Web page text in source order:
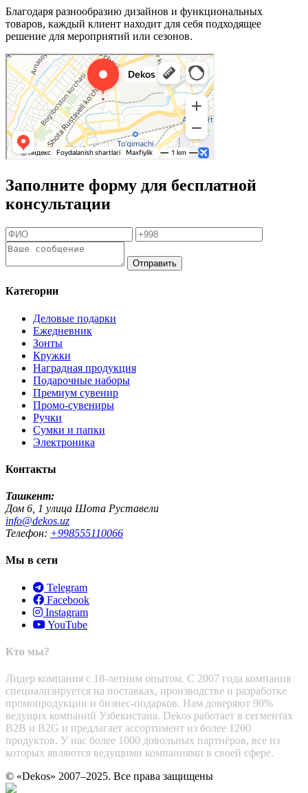
Благодаря разнообразию дизайнов и функциональных
товаров, каждый клиент находит для себя подходящее
решение для мероприятий или сезонов.
Заполните форму для бесплатной
консультации
Отправить
Категории
Деловые подарки
Ежедневник
Зонты
Кружки
Наградная продукция
Подарочные наборы
Премиум сувенир
Промо-сувениры
Ручки
Сумки и папки
Электроника
Контакты
Ташкент:
Дом 6, 1 улица Шота Руставели
info@dekos.uz
Телефон: +998555110066
Мы в сети
Telegram
Facebook
Instagram
YouTube
Кто мы?
Лидер компания с 18-летним опытом. С 2007 года компания
специализируется на поставках, производстве и разработке
промопродукции и бизнес-подарков. Нам доверяют 90%
ведущих компаний Узбекистана. Dekos работает в сегментах
B2B и B2G и предлагает ассортимент из более 1200
продуктов. У нас более 1000 довольных партнёров, все из
которых являются ведущими компаниями в своей сфере.
© «Dekos» 2007–2025. Все права защищены